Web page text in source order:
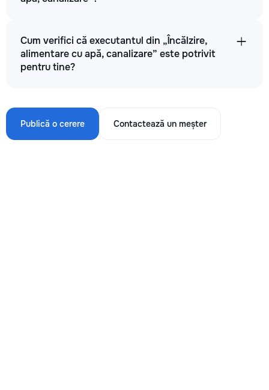
Cum verifici că executantul din „Încălzire,
alimentare cu apă, canalizare” este potrivit
pentru tine?
Publică o cerere Contactează un meșter